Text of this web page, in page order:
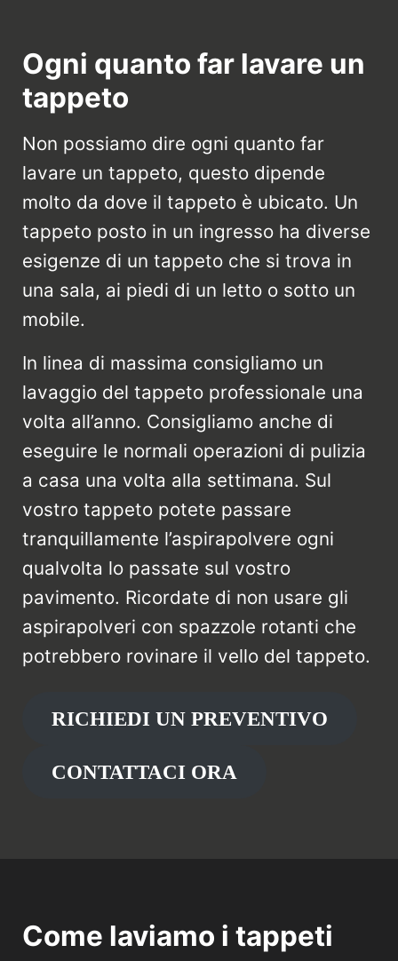
Ogni quanto far lavare un
tappeto
Non possiamo dire ogni quanto far
lavare un tappeto, questo dipende
molto da dove il tappeto è ubicato. Un
tappeto posto in un ingresso ha diverse
esigenze di un tappeto che si trova in
una sala, ai piedi di un letto o sotto un
mobile.
In linea di massima consigliamo un
lavaggio del tappeto professionale una
volta all’anno. Consigliamo anche di
eseguire le normali operazioni di pulizia
a casa una volta alla settimana. Sul
vostro tappeto potete passare
tranquillamente l’aspirapolvere ogni
qualvolta lo passate sul vostro
pavimento. Ricordate di non usare gli
aspirapolveri con spazzole rotanti che
potrebbero rovinare il vello del tappeto.
RICHIEDI UN PREVENTIVO
CONTATTACI ORA
Come laviamo i tappeti